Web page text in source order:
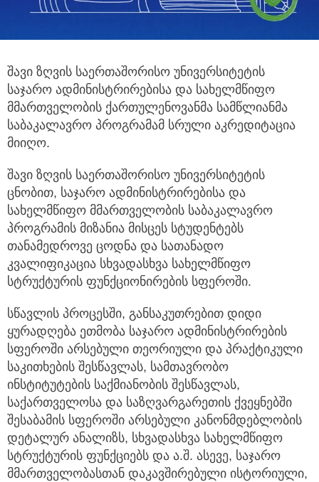
შავი ზღვის საერთაშორისო უნივერსიტეტის
საჯარო ადმინისტრირებისა და სახელმწიფო
მმართველობის ქართულენოვანმა სამწლიანმა
საბაკალავრო პროგრამამ სრული აკრედიტაცია
მიიღო.
შავი ზღვის საერთაშორისო უნივერსიტეტის
ცნობით, საჯარო ადმინისტრირებისა და
სახელმწიფო მმართველობის საბაკალავრო
პროგრამის მიზანია მისცეს სტუდენტებს
თანამედროვე ცოდნა და სათანადო
კვალიფიკაცია სხვადასხვა სახელმწიფო
სტრუქტურის ფუნქციონირების სფეროში.
სწავლის პროცესში, განსაკუთრებით დიდი
ყურადღება ეთმობა საჯარო ადმინისტრირების
სფეროში არსებული თეორიული და პრაქტიკული
საკითხების შესწავლას, სამთავრობო
ინსტიტუტების საქმიანობის შესწავლას,
საქართველოსა და საზღვარგარეთის ქვეყნებში
შესაბამის სფეროში არსებული კანონმდებლობის
დეტალურ ანალიზს, სხვადასხვა სახელმწიფო
სტრუქტურის ფუნქციებს და ა.შ. ასევე, საჯარო
მმართველობასთან დაკავშირებული ისტორიული,